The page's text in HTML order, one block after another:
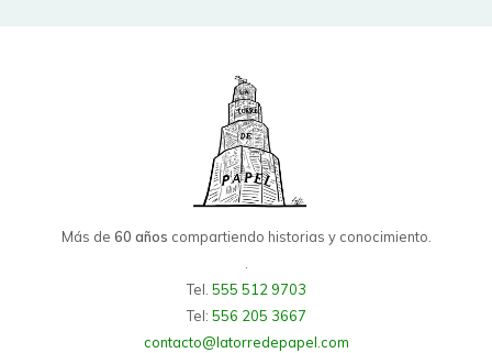
Más de 60 años compartiendo historias y conocimiento.
Tel. 555 512 9703
Tel: 556 205 3667
contacto@latorredepapel.com